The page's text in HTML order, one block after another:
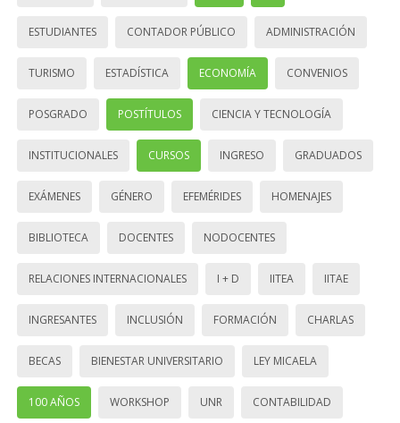
ESTUDIANTES CONTADOR PÚBLICO ADMINISTRACIÓN
TURISMO ESTADÍSTICA ECONOMÍA CONVENIOS
POSGRADO POSTÍTULOS CIENCIA Y TECNOLOGÍA
INSTITUCIONALES CURSOS INGRESO GRADUADOS
EXÁMENES GÉNERO EFEMÉRIDES HOMENAJES
BIBLIOTECA DOCENTES NODOCENTES
RELACIONES INTERNACIONALES I + D IITEA IITAE
INGRESANTES INCLUSIÓN FORMACIÓN CHARLAS
BECAS BIENESTAR UNIVERSITARIO LEY MICAELA
100 AÑOS WORKSHOP UNR CONTABILIDAD